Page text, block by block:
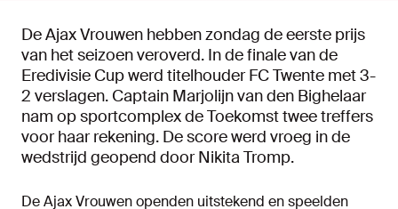
De Ajax Vrouwen hebben zondag de eerste prijs
van het seizoen veroverd. In de finale van de
Eredivisie Cup werd titelhouder FC Twente met 3-
2 verslagen. Captain Marjolijn van den Bighelaar
nam op sportcomplex de Toekomst twee treffers
voor haar rekening. De score werd vroeg in de
wedstrijd geopend door Nikita Tromp.
De Ajax Vrouwen openden uitstekend en speelden